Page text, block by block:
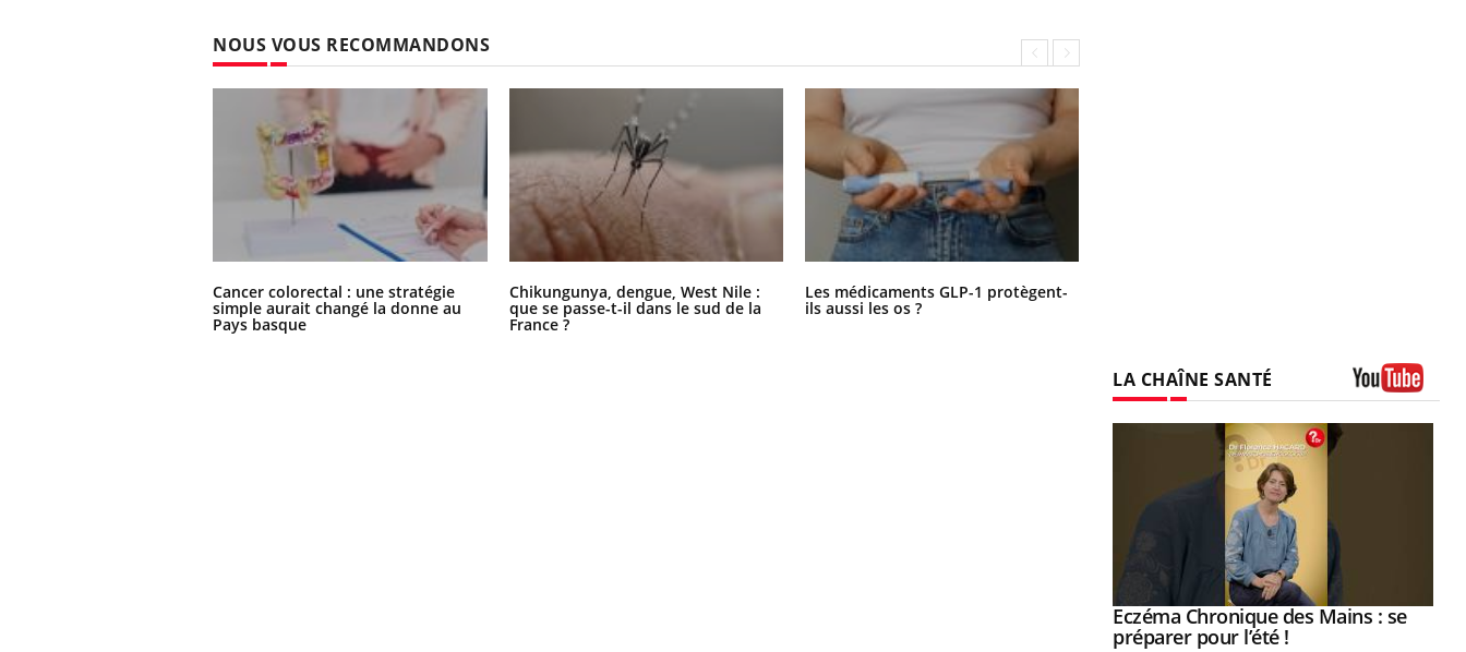
NOUS VOUS RECOMMANDONS
Cancer colorectal : une stratégie
simple aurait changé la donne au
Pays basque
Chikungunya, dengue, West Nile :
que se passe-t-il dans le sud de la
France ?
Les médicaments GLP-1 protègent-
ils aussi les os ?
LA CHAÎNE SANTÉ
Youtube
Eczéma Chronique des Mains : se
préparer pour l’été !Youtube